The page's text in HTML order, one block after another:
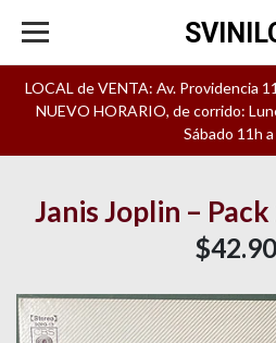
LOCAL de VENTA: Av. Providencia
NUEVO HORARIO, de corrido:
Sábado 11h
Janis Joplin –